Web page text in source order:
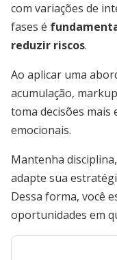
com variações de
fases é
reduzir riscos.
Ao aplicar uma
acumulação,
toma decisões mais
emocionais.
Mantenha
adapte sua
Dessa forma, você
oportunidades em